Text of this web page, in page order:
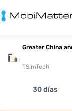
Greater China
TSimTech
30 días